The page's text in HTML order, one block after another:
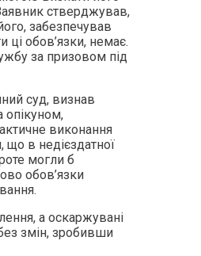
стверджував,
забезпечував
ці обов’язки, немає.
за призовом під
суд, визнав
опікуном,
виконання
що в недієздатної
могли б
обов’язки
а оскаржувані
змін, зробивши